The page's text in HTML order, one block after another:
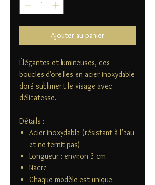
Ajouter au panier
Élégantes et lumineuses, ces
boucles d'oreilles en acier inoxydable
doré subliment le visage avec
délicatesse.
Détails :
Acier inoxydable (résistant à l’eau
et ne ternit pas)
Longueur : environ 3 cm
Nacre
Chaque modèle est unique